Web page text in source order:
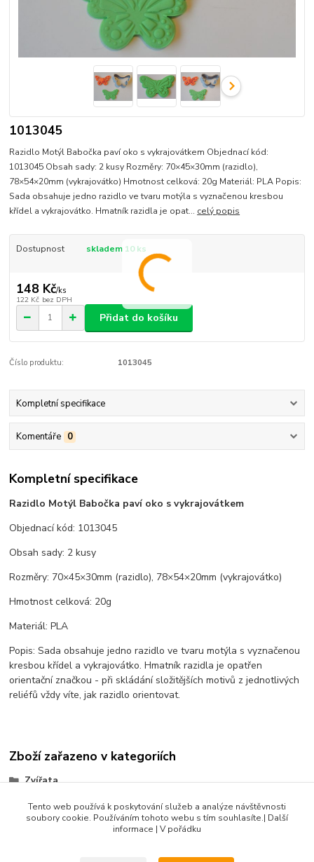
1013045
Razidlo Motýl Babočka paví oko s vykrajovátkem Objednací kód:
1013045 Obsah sady: 2 kusy Rozměry: 70×45×30mm (razidlo),
78×54×20mm (vykrajovátko) Hmotnost celková: 20g Materiál: PLA Popis:
Sada obsahuje jedno razidlo ve tvaru motýla s vyznačenou kresbou
křídel a vykrajovátko. Hmatník razidla je opat... celý popis
Dostupnost skladem 10 ks
148 Kč/ks
122 Kč bez DPH
Přidat do košíku
Číslo produktu: 1013045
Kompletní specifikace
Komentáře 0
Kompletní specifikace
Razidlo Motýl Babočka paví oko s vykrajovátkem
Objednací kód: 1013045
Obsah sady: 2 kusy
Rozměry: 70×45×30mm (razidlo), 78×54×20mm (vykrajovátko)
Hmotnost celková: 20g
Materiál: PLA
Popis: Sada obsahuje jedno razidlo ve tvaru motýla s vyznačenou
kresbou křídel a vykrajovátko. Hmatník razidla je opatřen
orientační značkou - při skládání složitějších motivů z jednotlivých
reliéfů vždy víte, jak razidlo orientovat.
Zboží zařazeno v kategoriích
Zvířata
Sady razidel
Produkty do 500 Kč
Tento web používá k poskytování služeb a analýze návštěvnosti
soubory cookie. Používáním tohoto webu s tím souhlasíte.| Další
informace | V pořádku